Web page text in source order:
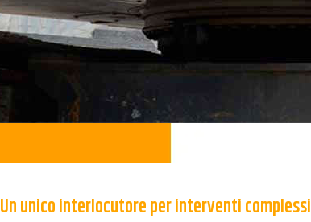
Un unico interlocutore per interventi complessi